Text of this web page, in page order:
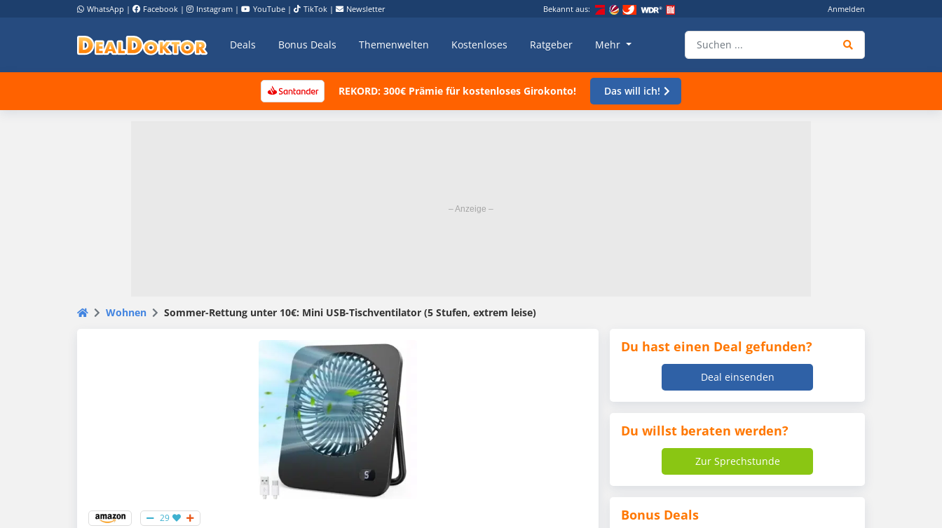
WhatsApp | Facebook | Instagram | YouTube | TikTok | Newsletter Bekannt aus: Anmelden
Deals Bonus Deals Themenwelten Kostenloses Ratgeber Mehr
REKORD: 300€ Prämie für kostenloses Girokonto! Das will ich!
Wohnen Sommer-Rettung unter 10€: Mini USB-Tischventilator (5 Stufen, extrem leise)
29
Du hast einen Deal gefunden?
Deal einsenden
Du willst beraten werden?
Zur Sprechstunde
Bonus Deals